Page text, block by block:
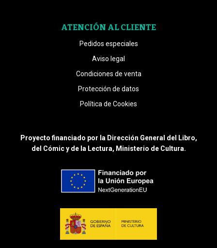
ATENCIÓN AL CLIENTE
Pedidos especiales
Aviso legal
Condiciones de venta
Protección de datos
Política de Cookies
Proyecto financiado por la Dirección General del Libro,
del Cómic y de la Lectura, Ministerio de Cultura.